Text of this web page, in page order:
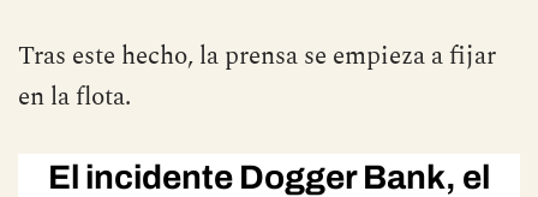
Tras este hecho, la prensa se empieza a fijar
en la flota.
El incidente Dogger Bank, el